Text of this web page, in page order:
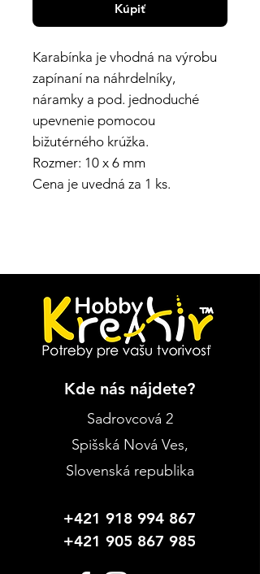
Kúpiť
Karabínka je vhodná na výrobu
zapínaní na náhrdelníky,
náramky a pod. jednoduché
upevnenie pomocou
bižutérného krúžka.
Rozmer: 10 x 6 mm
Cena je uvedná za 1 ks.
Kde nás nájdete?
Sadrovcová 2
Spišská Nová Ves,
Slovenská republika
+421 918 994 867
+421 905 867 985